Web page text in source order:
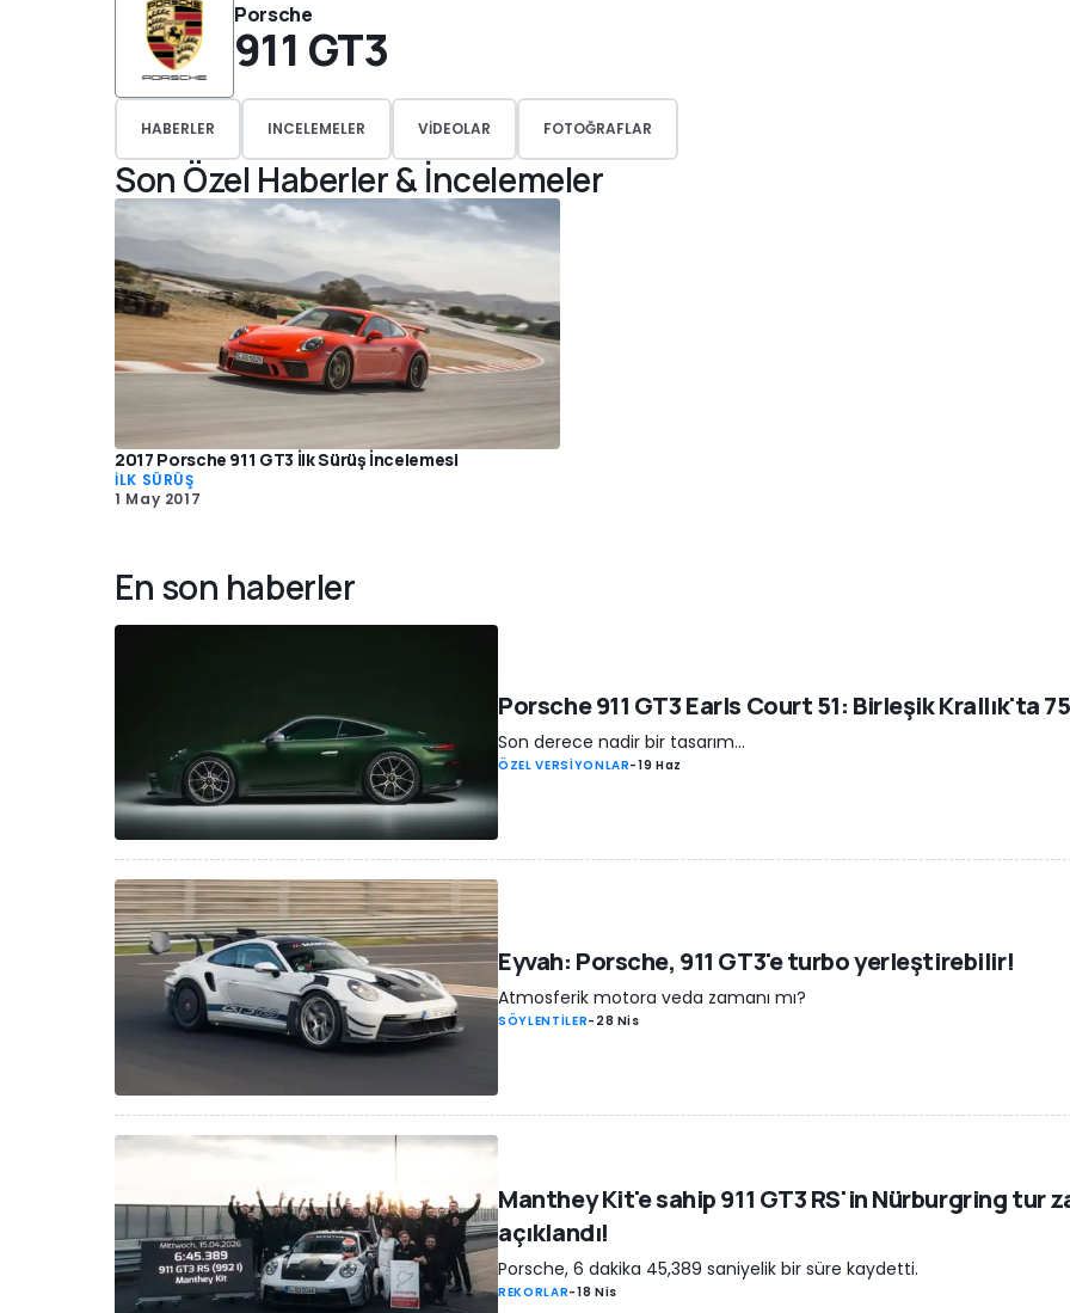
Porsche
911 GT3
HABERLER INCELEMELER VIDEOLAR FOTOĞRAFLAR
Son Özel Haberler & İncelemeler
2017 Porsche 911 GT3 İlk Sürüş İncelemesi
İLK SÜRÜŞ
1 May 2017
En son haberler
Porsche 911 GT3 Earls Court 51: Birleşik Krallık'ta
Son derece nadir bir tasarım...
ÖZEL VERSİYONLAR-19 Haz
Eyvah: Porsche, 911 GT3'e turbo yerleştirebilir!
Atmosferik motora veda zamanı mı?
SÖYLENTİLER- 28 Nis
Manthey Kit'e sahip 911 GT3 RS'in Nürburgring tur
açıklandı!
Porsche, 6 dakika 45,389 saniyelik bir süre kaydetti.
REKORLAR-18 Nis